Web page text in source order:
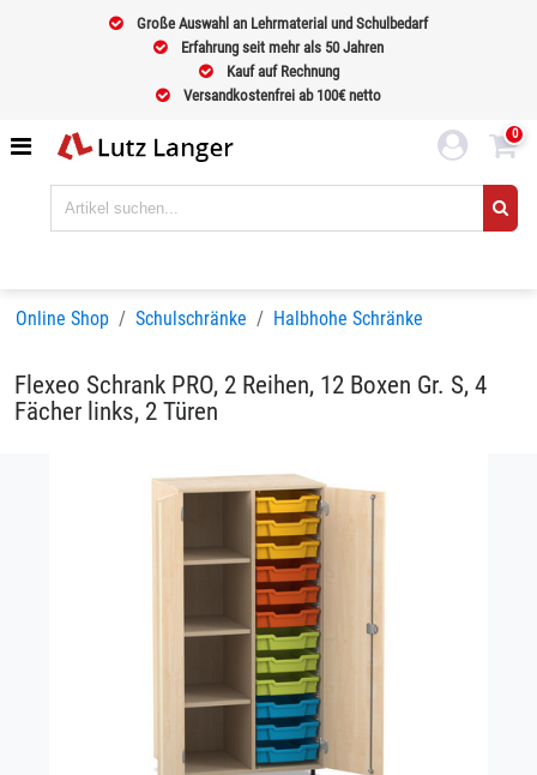
Große Auswahl an Lehrmaterial und Schulbedarf
Erfahrung seit mehr als 50 Jahren
Kauf auf Rechnung
Versandkostenfrei ab 100€ netto
0
Online Shop Schulschränke Halbhohe Schränke
Flexeo Schrank PRO, 2 Reihen, 12 Boxen Gr. S, 4
Fächer links, 2 Türen